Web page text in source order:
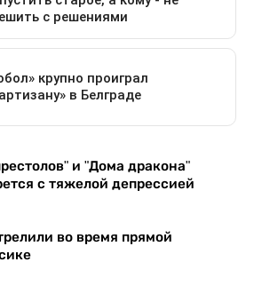
и "Дома дракона"
с тяжелой депрессией
во время прямой